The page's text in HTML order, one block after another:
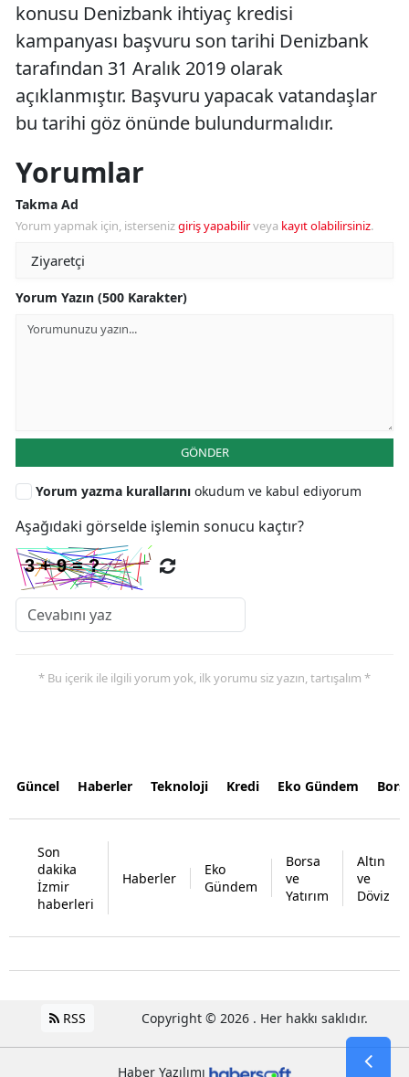
konusu Denizbank ihtiyaç kredisi
kampanyası başvuru son tarihi Denizbank
tarafından 31 Aralık 2019 olarak
açıklanmıştır. Başvuru yapacak vatandaşlar
bu tarihi göz önünde bulundurmalıdır.
Yorumlar
Takma Ad
Yorum yapmak için, istersenizgiriş yapabilirveya kayıt olabilirsiniz.
Yorum Yazın (500 Karakter)
GÖNDER
Yorum yazma kurallarını okudum ve kabul ediyorum
Aşağıdaki görselde işlemin sonucu kaçtır?
* Bu içerik ile ilgili yorum yok, ilk yorumu siz yazın, tartışalım *
Güncel Haberler Teknoloji Kredi Eko Gündem
Son
dakika
İzmir
haberleri
Haberler
Eko
Gündem
Borsa
ve
Yatırım
Altın
ve
Döviz
RSS Copyright © 2026 . Her hakkı saklıdır.
Haber Yazılımı